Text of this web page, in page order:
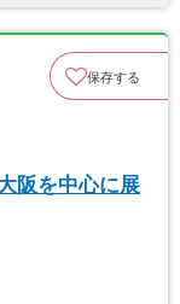
保存する
阪を中心に展